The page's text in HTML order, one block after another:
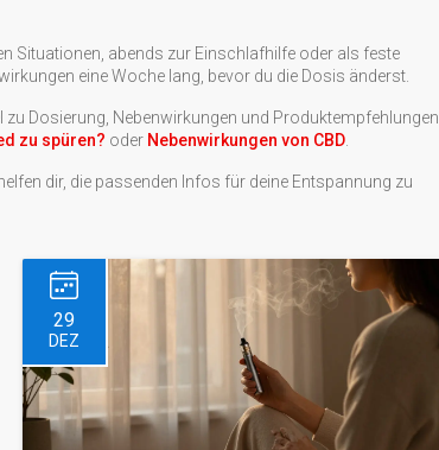
Situationen, abends zur Einschlafhilfe oder als feste
eine Woche lang, bevor du die Dosis änderst.
Dosierung, Nebenwirkungen und Produktempfehlungen
zu spüren? oder Nebenwirkungen von CBD
dir, die passenden Infos für deine Entspannung zu
29
DEZ